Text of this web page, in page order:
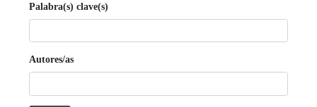
Palabra(s) clave(s)
Autores/as